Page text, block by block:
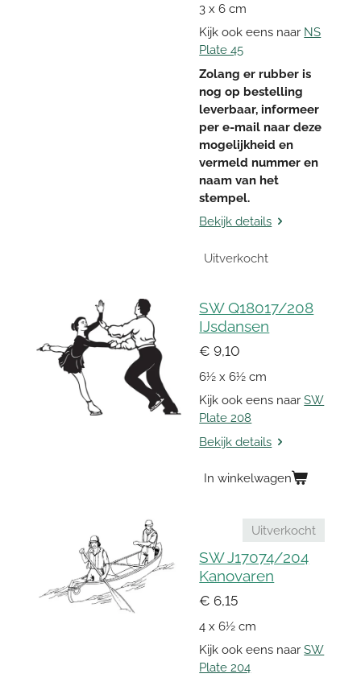
3 x 6 cm
Kijk ook eens naar NS
Plate 45
Zolang er rubber is
nog op bestelling
leverbaar, informeer
per e-mail naar deze
mogelijkheid en
vermeld nummer en
naam van het
stempel.
Bekijk details
Uitverkocht
SW Q18017/208
IJsdansen
€ 9,10
6½ x 6½ cm
Kijk ook eens naarSW
Plate 208
Bekijk details
In winkelwagen
Uitverkocht
SW J17074/204
Kanovaren
€ 6,15
4 x 6½ cm
Kijk ook eens naarSW
Plate 204